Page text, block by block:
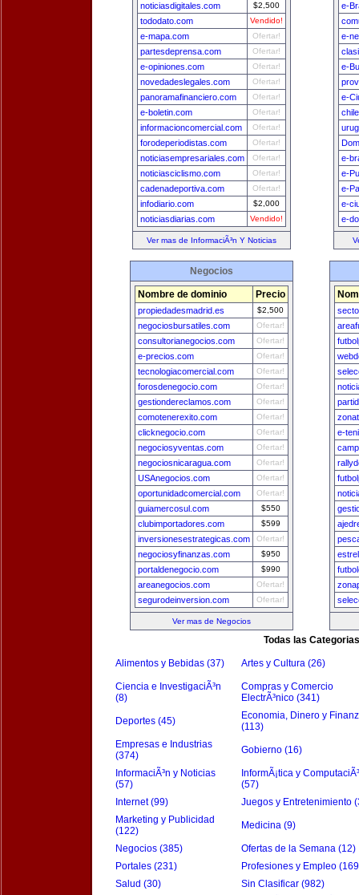
noticiasdigitales.com $2,500
tododato.com Vendido!
e-mapa.com Ofertar!
partesdeprensa.com Ofertar!
e-opiniones.com Ofertar!
novedadeslegales.com Ofertar!
panoramafinanciero.com Ofertar!
e-boletin.com Ofertar!
informacioncomercial.com Ofertar!
forodeperiodistas.com Ofertar!
noticiasempresariales.com Ofertar!
noticiasciclismo.com Ofertar!
cadenadeportiva.com Ofertar!
infodiario.com $2,000
noticiasdiarias.com Vendido!
Ver mas de InformaciÃ³n Y Noticias
e-
e-
e-
e-
e-
e-
e-
e-
e-
Negocios
Nombre de dominio Precio
propiedadesmadrid.es $2,500
negociosbursatiles.com Ofertar!
consultorianegocios.com Ofertar!
e-precios.com Ofertar!
tecnologiacomercial.com Ofertar!
forosdenegocio.com Ofertar!
gestiondereclamos.com Ofertar!
comotenerexito.com Ofertar!
clicknegocio.com Ofertar!
negociosyventas.com Ofertar!
negociosnicaragua.com Ofertar!
USAnegocios.com Ofertar!
oportunidadcomercial.com Ofertar!
guiamercosul.com $550
clubimportadores.com $599
inversionesestrategicas.com Ofertar!
negociosyfinanzas.com $950
portaldenegocio.com $990
areanegocios.com Ofertar!
segurodeinversion.com Ofertar!
Ver mas de Negocios
e-
Todas las Categorias
Alimentos y Bebidas (37) Artes y Cultura (26)
Ciencia e InvestigaciÃ³n
(8)
Compras y Comercio
ElectrÃ³nico (341)
Deportes (45)
Economia, Dinero y
(113)
Empresas e Industrias
(374)
Gobierno (16)
InformaciÃ³n y Noticias
(57)
InformÃ¡tica y
(57)
Internet (99)
Juegos y Entretenimiento
Marketing y Publicidad
(122)
Medicina (9)
Negocios (385)
Ofertas de la Semana (12)
Portales (231)
Profesiones y Empleo
Salud (30)
Sin Clasificar (982)